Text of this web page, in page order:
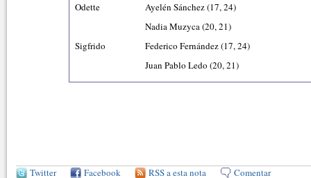
Odette
Ayelén Sánchez (17, 24)
Nadia Muzyca (20, 21)
Sigfrido
Federico Fernández (17, 24)
Juan Pablo Ledo (20, 21)
Twitter Facebook RSS a esta nota Comentar